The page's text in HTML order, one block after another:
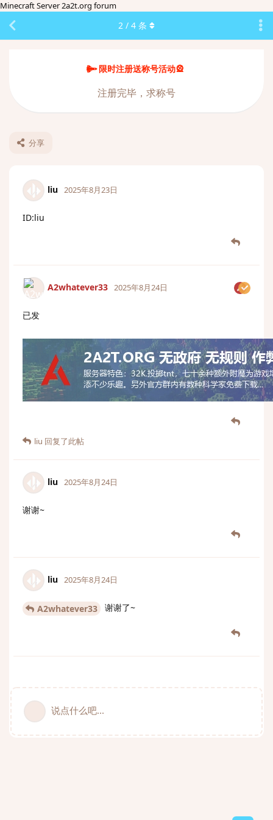
Minecraft Server 2a2t.org forum
限时注册送称号活动🎡
注册完毕，求称号
分享
2 / 4 条
liu 2025年8月23日
ID:liu
A2whatever33 2025年8月24日
已发
liu 回复了此帖
liu 2025年8月24日
谢谢~
liu 2025年8月24日
A2whatever33 谢谢了~
说点什么吧...